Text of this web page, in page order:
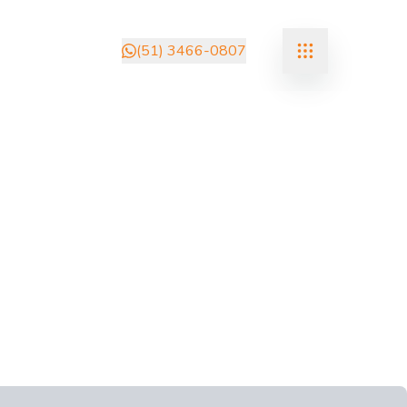
(51) 3466-0807